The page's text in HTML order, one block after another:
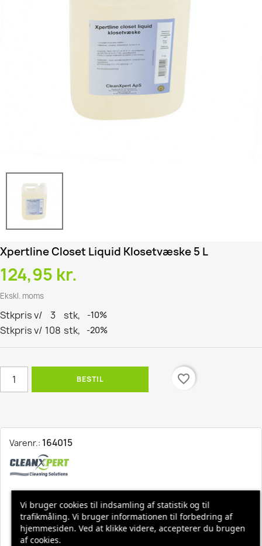
Xpertline Closet Liquid Klosetvæske 5 L
124,95 kr.
Ekskl. moms
Stkpris v/ 3 stk, -10%
Stkpris v/ 108 stk, -20%
BESTIL favorite_border
Varenr.: 164015
Hurtig levering, 1-3 hverdage
Fri fragt ved køb over 1500,-
Vi bruger cookies til indsamling af statistik og til
trafikmåling. Vi bruger informationen til forbedring af
hjemmesiden. Ved at klikke videre, accepterer du brugen
af cookies.